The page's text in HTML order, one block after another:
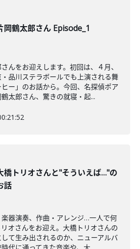
岡鶴太郎さん Episode_1
んをお迎えします。初回は、４月、
品川ステラボールでも上演される舞
ー」のお話から。今回、名探偵ポア
太郎さん、驚きの就寝・起...
橋トリオさんと"そういえば…"の
話
器演奏、作曲・アレンジ…一人で何
オさんをお迎え。大橋トリオさんの
して生み出されるのか、ニューアルバ